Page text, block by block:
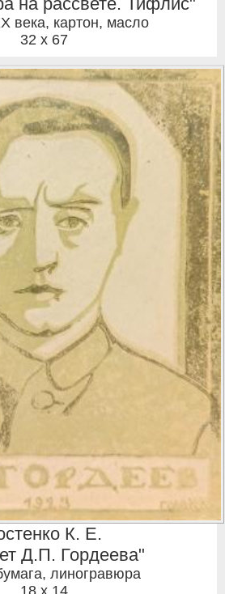
века, картон, масло
32 x 67
К. Е.
Д.П. Гордеева"
линогравюра
18 x 14